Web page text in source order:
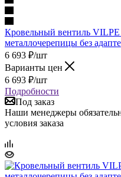
Кровельный вентиль
металлочерепицы без
6 693 ₽/шт
Варианты цен
6 693 ₽/шт
Подробности
Под заказ
Наши менеджеры
условия заказа